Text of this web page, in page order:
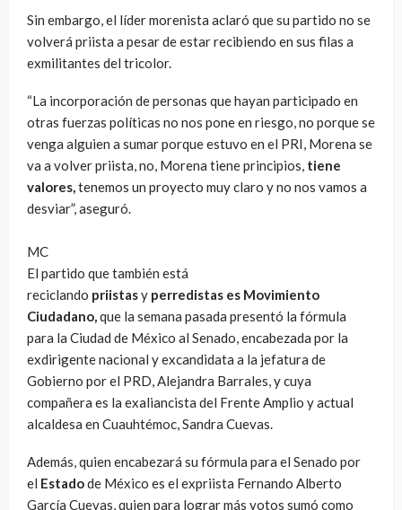
Sin embargo, el líder morenista aclaró que su partido no se
volverá priista a pesar de estar recibiendo en sus filas a
exmilitantes del tricolor.
“La incorporación de personas que hayan participado en
otras fuerzas políticas no nos pone en riesgo, no porque se
venga alguien a sumar porque estuvo en el PRI, Morena se
va a volver priista, no, Morena tiene principios, tiene
valores,tenemos un proyecto muy claro y no nos vamos a
desviar”, aseguró.
MC
El partido que también está
reciclando priistasy perredistas es Movimiento
Ciudadano,que la semana pasada presentó la fórmula
para la Ciudad de México al Senado, encabezada por la
exdirigente nacional y excandidata a la jefatura de
Gobierno por el PRD, Alejandra Barrales, y cuya
compañera es la exaliancista del Frente Amplio y actual
alcaldesa en Cuauhtémoc, Sandra Cuevas.
Además, quien encabezará su fórmula para el Senado por
el Estadode México es el expriista Fernando Alberto
García Cuevas, quien para lograr más votos sumó como